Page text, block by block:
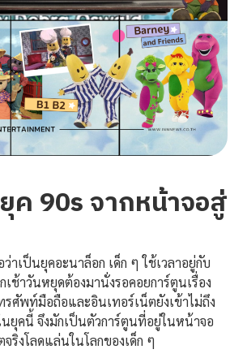
ค 90s จากหน้าจอสู่
ป็นยุคอะนาล็อก เด็ก ๆ ใช้เวลาอยู่กับ
ช้าวันหยุดต้องมานั่งรอคอยการ์ตูนเรื่อง
รศัพท์มือถือและอินเทอร์เน็ตยังเข้าไม่ถึง
ยุคนี้ จึงมักเป็นตัวการ์ตูนที่อยู่ในหน้าจอ
ริงโลดแล่นในโลกของเด็ก ๆ